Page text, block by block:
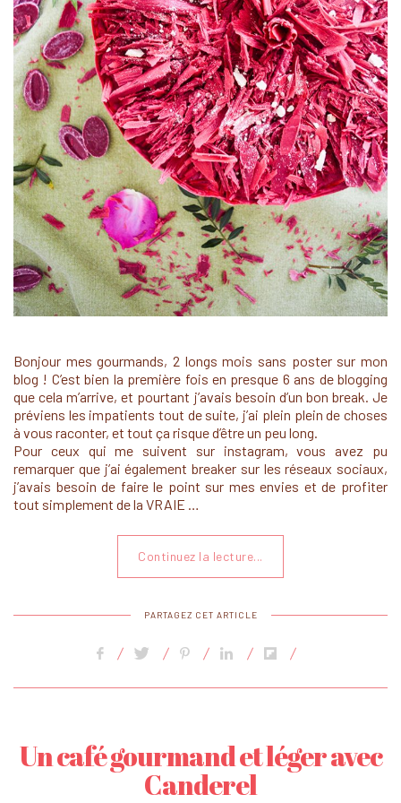
Bonjour mes gourmands, 2 longs mois sans poster sur mon
blog ! C’est bien la première fois en presque 6 ans de blogging
que cela m’arrive, et pourtant j’avais besoin d’un bon break. Je
préviens les impatients tout de suite, j’ai plein plein de choses
à vous raconter, et tout ça risque d’être un peu long.
Pour ceux qui me suivent sur instagram, vous avez pu
remarquer que j’ai également breaker sur les réseaux sociaux,
j’avais besoin de faire le point sur mes envies et de profiter
tout simplement de la VRAIE …
Continuez la lecture...
PARTAGEZ CET ARTICLE
Un café gourmand et léger avec
Canderel